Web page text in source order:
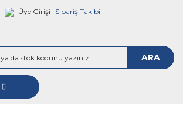
Üye Girişi Sipariş Takibi
ARA